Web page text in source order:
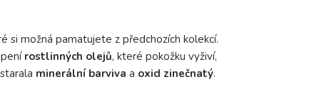
si možná pamatujete z předchozích kolekcí.
rostlinných olejů, které pokožku vyživí,
minerální barviva a oxid zinečnatý.